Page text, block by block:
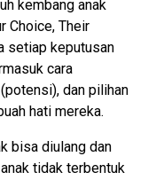
kembang anak
Choice, Their
setiap keputusan
cara
dan pilihan
hati mereka.
bisa diulang dan
tidak terbentuk